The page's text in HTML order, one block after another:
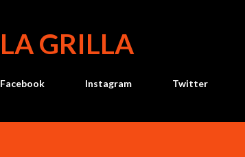
LA GRILLA
Facebook Instagram Twitter